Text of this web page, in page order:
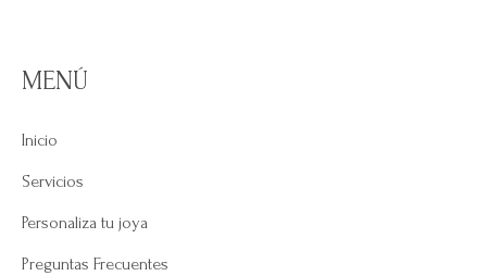
MENÚ
Inicio
Servicios
Personaliza tu joya
Preguntas Frecuentes